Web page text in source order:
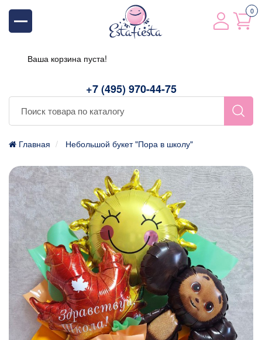
+7 (495) 970-44-75
0
Ваша корзина пуста!
Главная Небольшой букет "Пора в школу"